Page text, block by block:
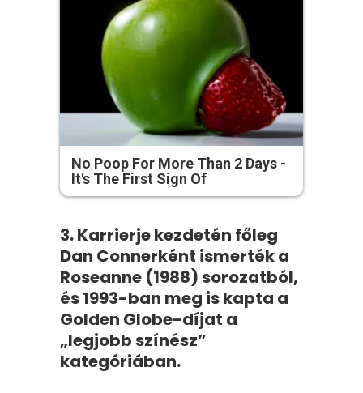
No Poop For More Than 2 Days -
It's The First Sign Of
3. Karrierje kezdetén főleg
Dan Connerként ismerték a
Roseanne (1988) sorozatból,
és 1993-ban meg is kapta a
Golden Globe-díjat a
„legjobb színész”
kategóriában.